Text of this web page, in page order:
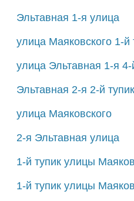
Эльтавная 1-я улица
улица Маяковского 1-й
улица Эльтавная 1-я 4-
Эльтавная 2-я 2-й тупик
улица Маяковского
2-я Эльтавная улица
1-й тупик улицы
1-й тупик улицы